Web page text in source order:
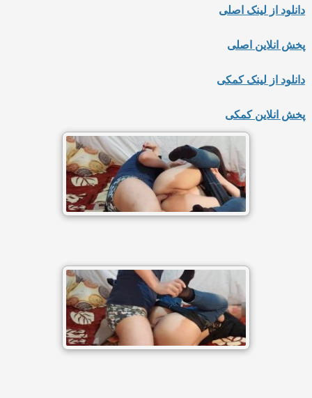
دانلود از لینک اصلی
پخش انلاین اصلی
دانلود از لینک کمکی
پخش انلاین کمکی